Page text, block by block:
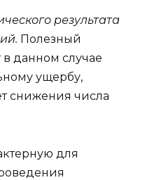
результата
Полезный
в данном случае
ущербу,
снижения числа
для